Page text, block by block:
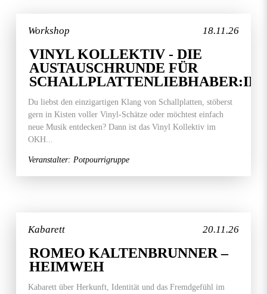
18.11.26
Workshop
VINYL KOLLEKTIV - DIE
AUSTAUSCHRUNDE FÜR
Du liebst den einzigartigen Klang von Schallplatten, stöberst
gern in Kisten voller Vinyl-Schätze oder möchtest einfach
neue Musik entdecken? Dann ist das Vinyl Kollektiv im
OKH...
Veranstalter: Potpourrigruppe
20.11.26
Kabarett
ROMEO KALTENBRUNNER –
HEIMWEH
Kabarett über Herkunft, Identität und das Fremdgefühl im